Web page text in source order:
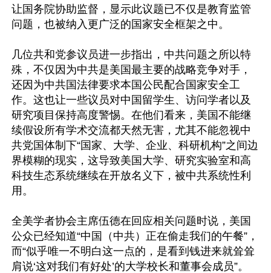
让国务院协助监督，显示此议题已不仅是教育监管
问题，也被纳入更广泛的国家安全框架之中。
几位共和党参议员进一步指出，中共问题之所以特
殊，不仅因为中共是美国最主要的战略竞争对手，
还因为中共国法律要求本国公民配合国家安全工
作。这也让一些议员对中国留学生、访问学者以及
研究项目保持高度警惕。在他们看来，美国不能继
续假设所有学术交流都天然无害，尤其不能忽视中
共党国体制下“国家、大学、企业、科研机构”之间边
界模糊的现实，这导致美国大学、研究实验室和高
科技生态系统继续在开放名义下，被中共系统性利
用。
全美学者协会主席伍德在回应相关问题时说，美国
公众已经知道“中国（中共）正在偷走我们的午餐”，
而“似乎唯一不明白这一点的，是看到钱进来就耸耸
肩说‘这对我们有好处’的大学校长和董事会成员”。